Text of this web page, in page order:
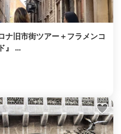
ナ旧市街ツアー＋フラメンコ
』 ...